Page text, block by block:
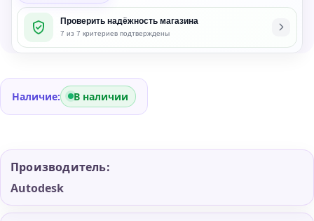
Проверить надёжность магазина
7 из 7 критериев подтверждены
Наличие: В наличии
Производитель:
Autodesk